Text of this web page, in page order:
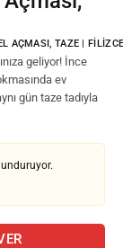
AÇMASI, TAZE |
geliyor! İnce
ev
gün taze tadıyla